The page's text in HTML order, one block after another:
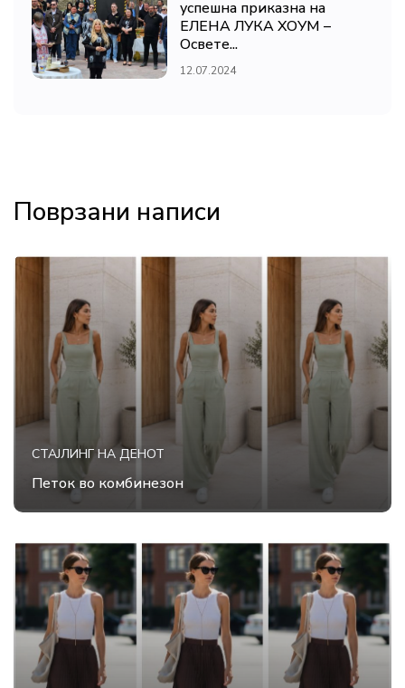
успешна приказна на
ЕЛЕНА ЛУКА ХОУМ –
Освете...
12.07.2024
Поврзани написи
СТАЈЛИНГ НА ДЕНОТ
Петок во комбинезон